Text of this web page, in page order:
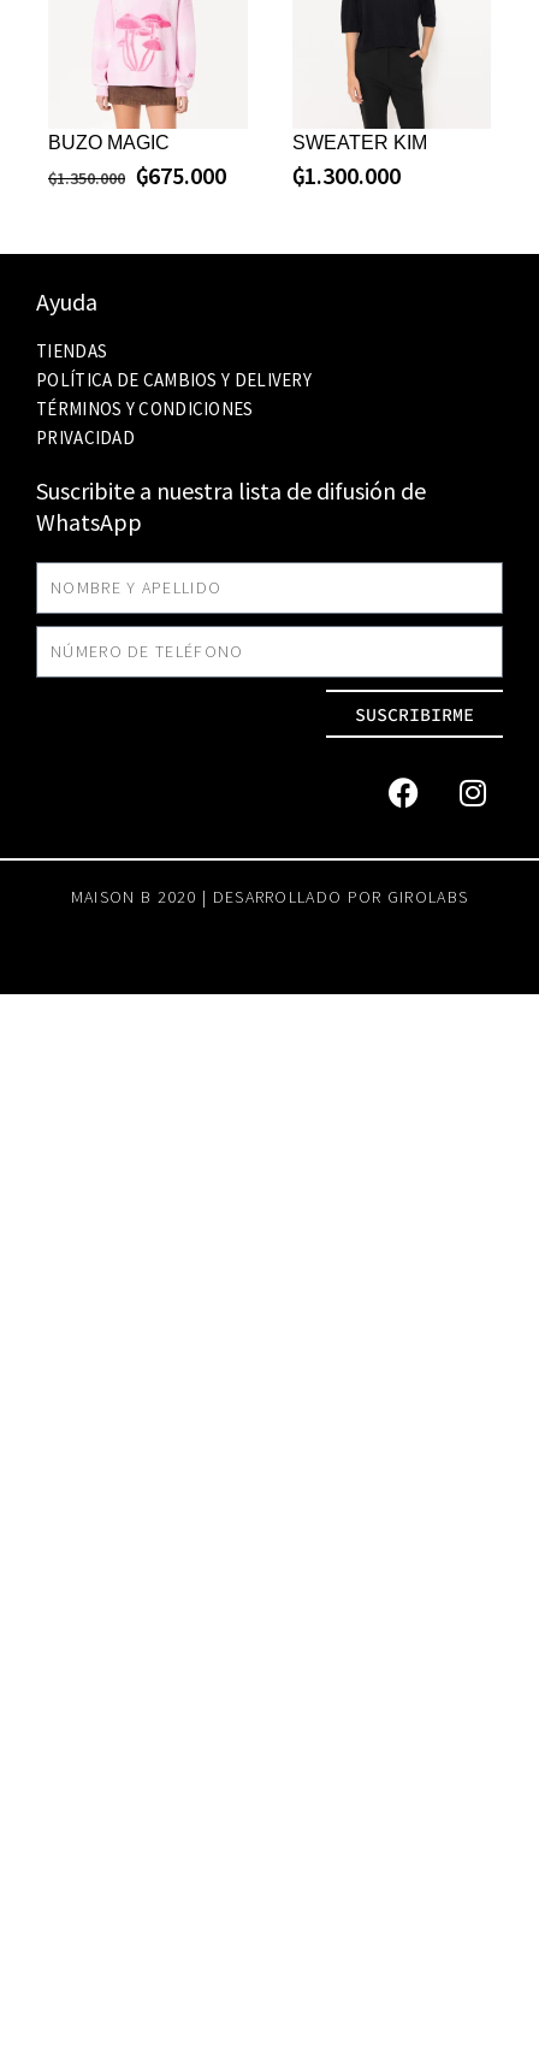
BUZO MAGIC
₲1.350.000 ₲675.000
SWEATER KIM
₲1.300.000
Ayuda
TIENDAS
POLÍTICA DE CAMBIOS Y DELIVERY
TÉRMINOS Y CONDICIONES
PRIVACIDAD
Suscribite a nuestra lista de difusión de
WhatsApp
SUSCRIBIRME
MAISON B 2020 | DESARROLLADO POR GIROLABS